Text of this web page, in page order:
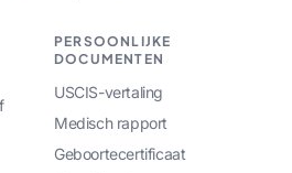
PERSOONLIJKE
DOCUMENTEN
USCIS-vertaling
Medisch rapport
Geboortecertificaat